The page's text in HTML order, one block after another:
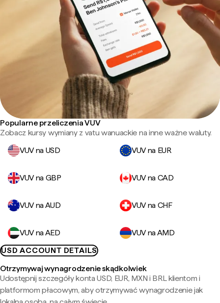
Popularne przeliczenia VUV
Zobacz kursy wymiany z vatu wanuackie na inne ważne waluty.
VUV na USD
VUV na EUR
VUV na GBP VUV na CAD
VUV na AUD VUV na CHF
VUV na AED
VUV na AMD
USD ACCOUNT DETAILS
Otrzymywaj wynagrodzenie skądkolwiek
Udostępnij szczegóły konta USD, EUR, MXN i BRL klientom i
platformom płacowym, aby otrzymywać wynagrodzenie jak